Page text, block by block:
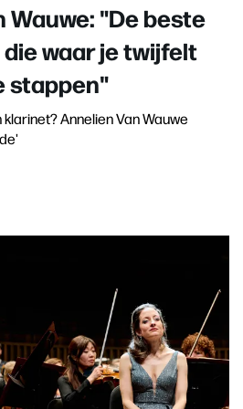
Wauwe: "De beste
waar je twijfelt
stappen"
Annelien Van Wauwe